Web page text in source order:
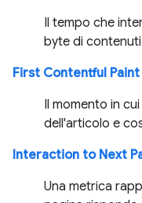
Il tempo che
byte di
First Contentful Paint
Il momento in
dell'articolo e
Interaction to Next
Una metrica